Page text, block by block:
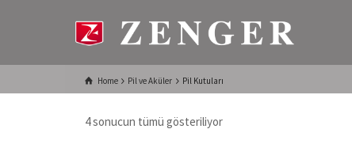
Home Pil ve Aküler Pil Kutuları
4 sonucun tümü gösteriliyor